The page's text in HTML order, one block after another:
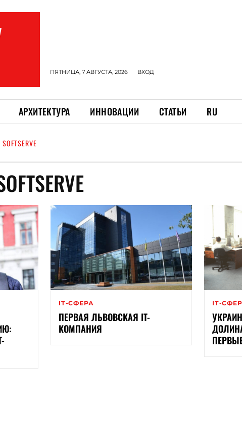
ПЯТНИЦА, 7 АВГУСТА, 2026 ВХОД
АРХИТЕКТУРА ИННОВАЦИИ СТАТЬИ RU
ІТ-СФЕРА
ПЕРВАЯ ЛЬВОВСКАЯ IT-
КОМПАНИЯ
ІТ-